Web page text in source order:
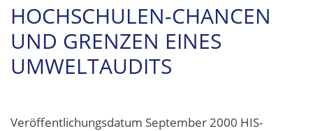
HOCHSCHULEN-CHANCEN
UND GRENZEN EINES
UMWELTAUDITS
Veröffentlichungsdatum September 2000 HIS-